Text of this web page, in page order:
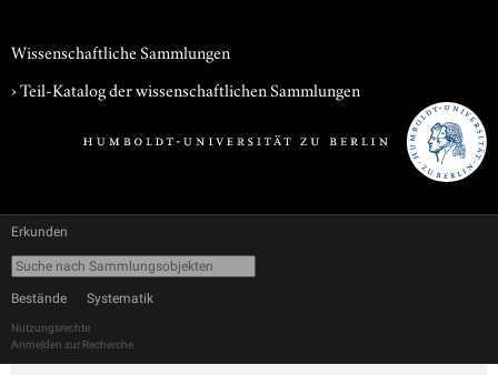
Wissenschaftliche Sammlungen
› Teil-Katalog der wissenschaftlichen Sammlungen
Erkunden
Bestände Systematik
Nutzungsrechte
Anmelden zur Recherche